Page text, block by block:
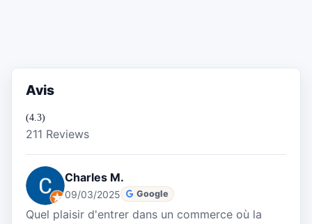
Avis
(4.3)
211 Reviews
Charles M.
09/03/2025 Google
Quel plaisir d'entrer dans un commerce où la